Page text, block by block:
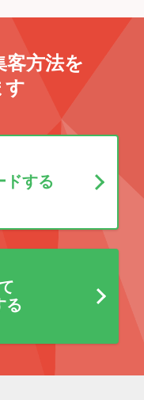
方法を
す
ドする
る